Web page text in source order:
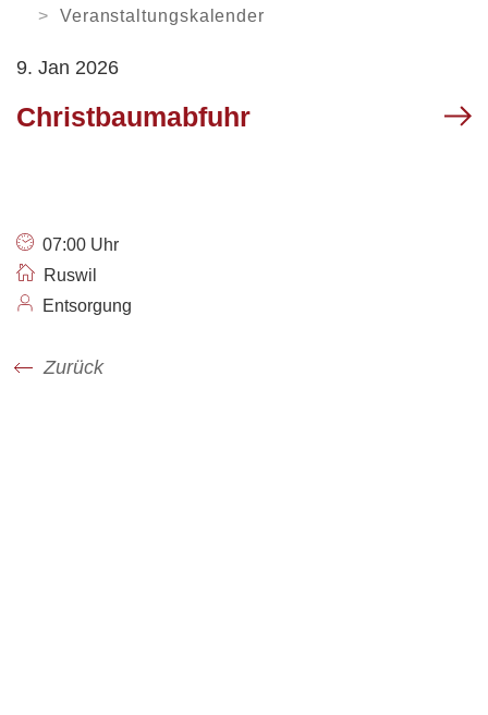
Veranstaltungskalender
ARBEITEN
Mobilität
Login
My Ruswil
9. Jan 2026
Christbaumabfuhr
07:00 Uhr
Ruswil
Entsorgung
Zurück